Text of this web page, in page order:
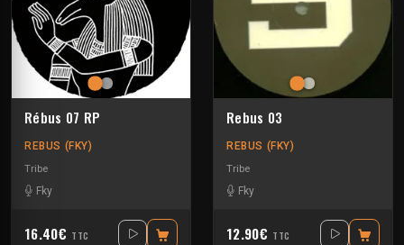
Rébus 07 RP
REBUS (FKY)
Tribe
Fky
16.40€ TTC
Rebus 03
REBUS (FKY)
Tribe
Fky
12.90€ TTC